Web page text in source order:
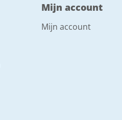
Mijn account
Mijn account